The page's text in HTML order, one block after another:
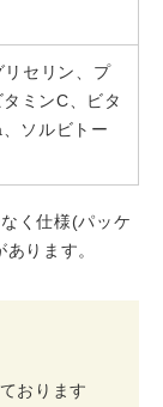
セリン、プ
ミンC、ビタ
ソルビトー
く仕様(パッケ
ります。
おります